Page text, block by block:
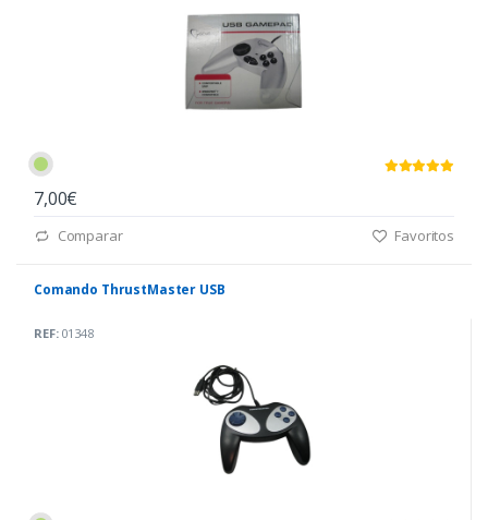
7,00€
Comparar Favoritos
Comando ThrustMaster USB
REF:01348